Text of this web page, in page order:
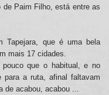
Paim Filho, está entre as
Tapejara, que é uma bela
mais 17 cidades.
pouco que o habitual, e no
para a ruta, afinal faltavam
de acabou, acabou ...